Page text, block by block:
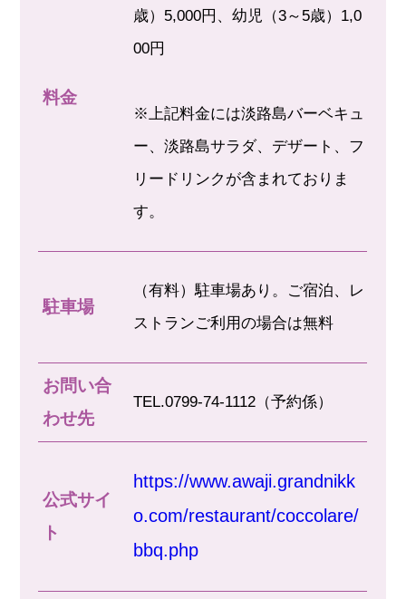
料金
歳）5,000円、幼児（3～5歳）1,0
00円
※上記料金には淡路島バーベキュ
ー、淡路島サラダ、デザート、フ
リードリンクが含まれておりま
す。
駐車場
（有料）駐車場あり。ご宿泊、レ
ストランご利用の場合は無料
お問い合
わせ先
TEL.0799-74-1112（予約係）
公式サイ
ト
https://www.awaji.grandnikk
o.com/restaurant/coccolare/
bbq.php